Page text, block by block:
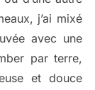
j’ai mixé
avec une
par terre,
et douce